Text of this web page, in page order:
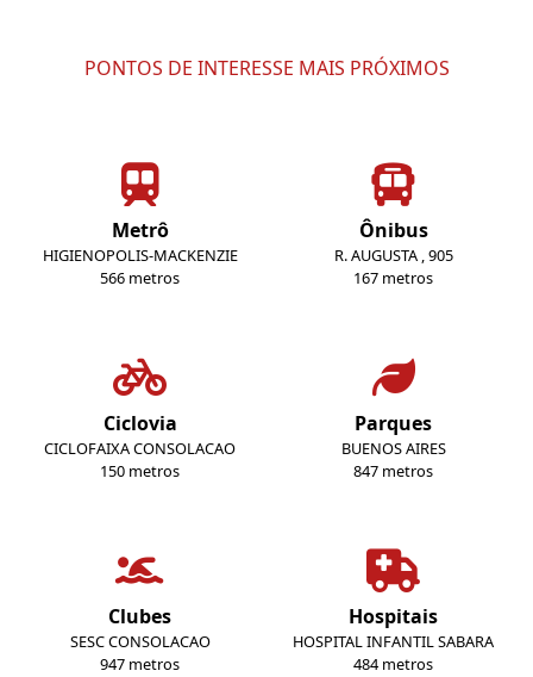
PONTOS DE INTERESSE MAIS PRÓXIMOS
Metrô
HIGIENOPOLIS-MACKENZIE
566 metros
Ônibus
R. AUGUSTA , 905
167 metros
Ciclovia
CICLOFAIXA CONSOLACAO
150 metros
Parques
BUENOS AIRES
847 metros
Clubes
SESC CONSOLACAO
947 metros
Hospitais
HOSPITAL INFANTIL SABARA
484 metros